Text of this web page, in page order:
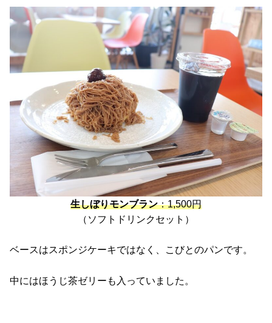
生しぼりモンブラン：1,500円
（ソフトドリンクセット）
ベースはスポンジケーキではなく、こびとのパンです。
中にはほうじ茶ゼリーも入っていました。